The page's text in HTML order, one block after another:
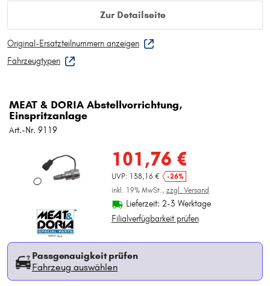
Zur Detailseite
Original-Ersatzteilnummern anzeigen
Fahrzeugtypen
MEAT & DORIA Abstellvorrichtung,
Einspritzanlage
Art.-Nr. 9119
101,76 €
UVP: 138,16 €
-26%
inkl. 19% MwSt., zzgl. Versand
Lieferzeit: 2-3 Werktage
Filialverfügbarkeit prüfen
Passgenauigkeit prüfen
Fahrzeug auswählen